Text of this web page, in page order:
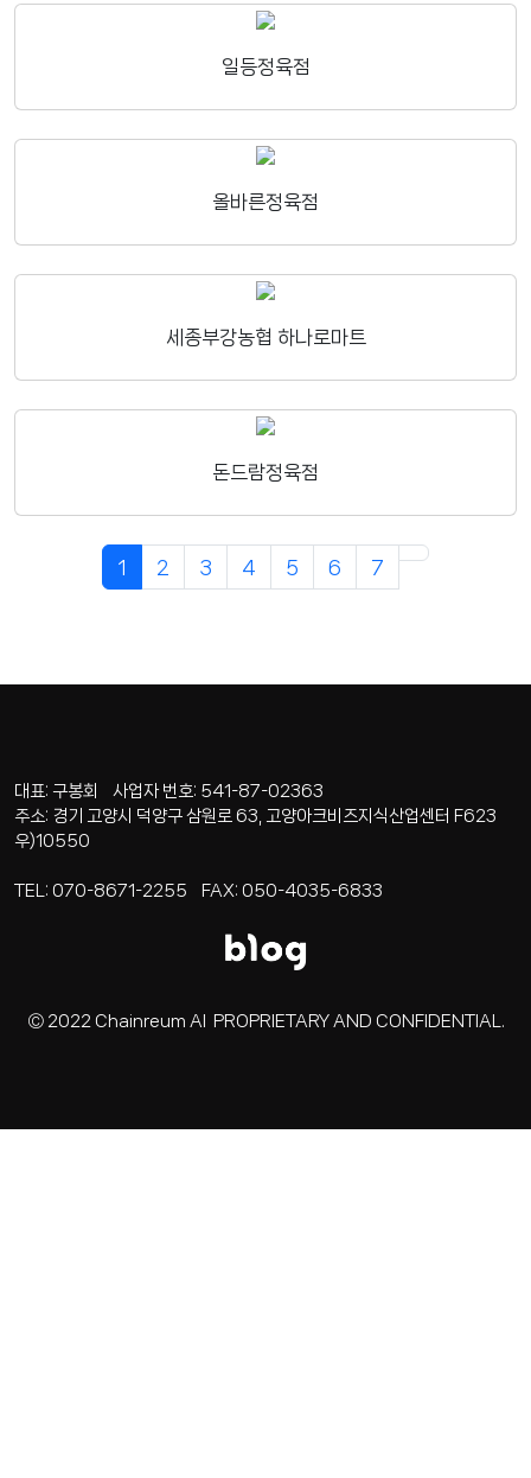
일등정육점
올바른정육점
세종부강농협 하나로마트
돈드람정육점
1 2 3 4 5 6 7
대표: 구봉회 사업자 번호: 541-87-02363
주소: 경기 고양시 덕양구 삼원로 63, 고양아크비즈지식산업센터 F623
우)10550
TEL: 070-8671-2255 FAX: 050-4035-6833
Ⓒ 2022 Chainreum AI PROPRIETARY AND CONFIDENTIAL.